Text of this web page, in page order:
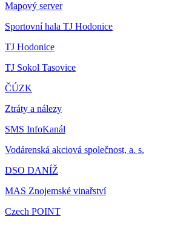
Mapový server
Sportovní hala TJ Hodonice
TJ Hodonice
TJ Sokol Tasovice
ČÚZK
Ztráty a nálezy
SMS InfoKanál
Vodárenská akciová společnost, a. s.
DSO DANÍŽ
MAS Znojemské vinařství
Czech POINT